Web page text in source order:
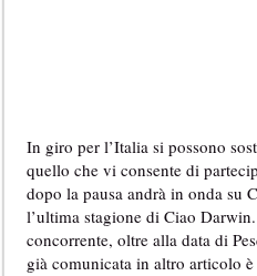
In giro per l’Italia si possono
quello che vi consente di
dopo la pausa andrà in onda su
l’ultima stagione di Ciao
concorrente, oltre alla data di
già comunicata in altro articolo